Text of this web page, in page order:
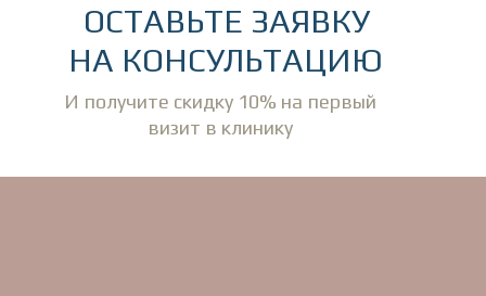
И получите скидку 10% на первый
визит в клинику
ОСТАВЬТЕ ЗАЯВКУ
НА КОНСУЛЬТАЦИЮ